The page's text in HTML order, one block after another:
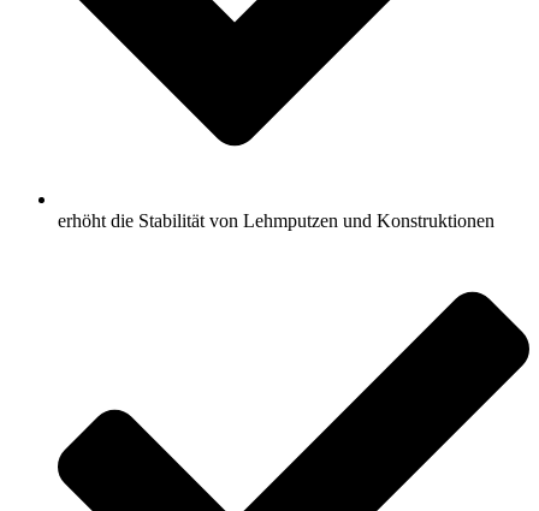
erhöht die Stabilität von Lehmputzen und Konstruktionen